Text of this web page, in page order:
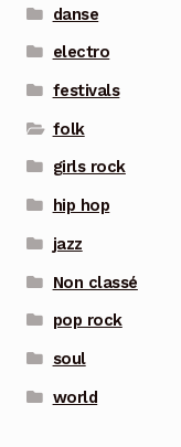
danse
electro
festivals
folk
girls rock
hip hop
jazz
Non classé
pop rock
soul
world